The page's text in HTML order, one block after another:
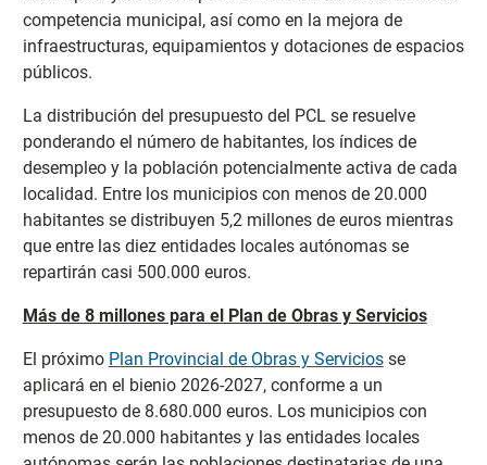
competencia municipal, así como en la mejora de
infraestructuras, equipamientos y dotaciones de espacios
públicos.
La distribución del presupuesto del PCL se resuelve
ponderando el número de habitantes, los índices de
desempleo y la población potencialmente activa de cada
localidad. Entre los municipios con menos de 20.000
habitantes se distribuyen 5,2 millones de euros mientras
que entre las diez entidades locales autónomas se
repartirán casi 500.000 euros.
Más de 8 millones para el Plan de Obras y Servicios
El próximo Plan Provincial de Obras y Serviciosse
aplicará en el bienio 2026-2027, conforme a un
presupuesto de 8.680.000 euros. Los municipios con
menos de 20.000 habitantes y las entidades locales